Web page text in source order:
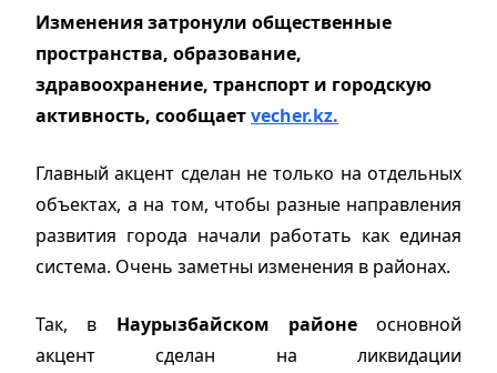
Изменения затронули общественные
пространства, образование,
здравоохранение, транспорт и городскую
активность, сообщаетvecher.kz.
Главный акцент сделан не только на отдельных
объектах, а на том, чтобы разные направления
развития города начали работать как единая
система. Очень заметны изменения в районах.
Так, в Наурызбайском районеосновной
акцент сделан на ликвидации